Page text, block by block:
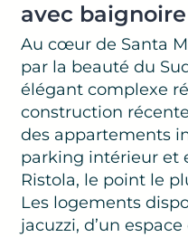
avec
Au cœur de Santa
par la beauté du
élégant complexe
construction
des appartements
parking intérieur et
Ristola, le point le
Les logements
jacuzzi, d’un